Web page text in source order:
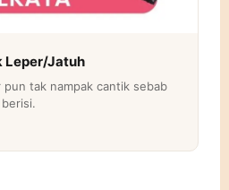
Leper/Jatuh
pun tak nampak cantik sebab